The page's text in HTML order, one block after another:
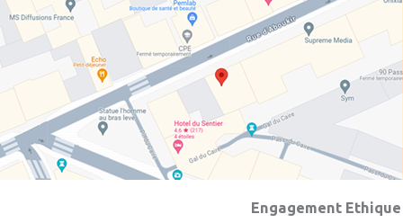
Engagement Ethique